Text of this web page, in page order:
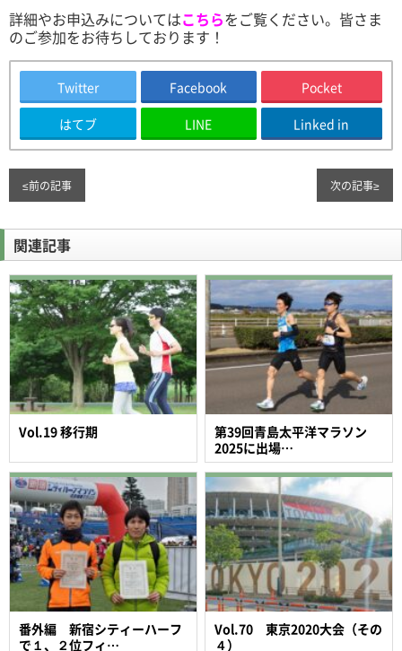
詳細やお申込みについてはこちらをご覧ください。皆さま
のご参加をお待ちしております！
Twitter Facebook Pocket
はてブ LINE Linked in
≤前の記事 次の記事≥
関連記事
第39回青島太平洋マラソン
2025に出場…
Vol.19 移行期
Vol.70 東京2020大会（その
４）
番外編 新宿シティーハーフ
で１、２位フィ…